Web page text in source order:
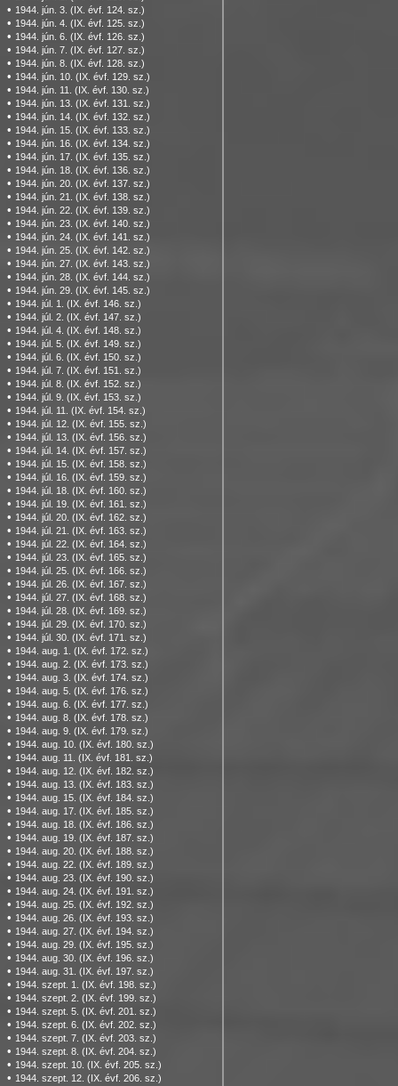
• 1944. jún. 3. (IX. évf. 124. sz.)
• 1944. jún. 4. (IX. évf. 125. sz.)
• 1944. jún. 6. (IX. évf. 126. sz.)
• 1944. jún. 7. (IX. évf. 127. sz.)
• 1944. jún. 8. (IX. évf. 128. sz.)
• 1944. jún. 10. (IX. évf. 129. sz.)
• 1944. jún. 11. (IX. évf. 130. sz.)
• 1944. jún. 13. (IX. évf. 131. sz.)
• 1944. jún. 14. (IX. évf. 132. sz.)
• 1944. jún. 15. (IX. évf. 133. sz.)
• 1944. jún. 16. (IX. évf. 134. sz.)
• 1944. jún. 17. (IX. évf. 135. sz.)
• 1944. jún. 18. (IX. évf. 136. sz.)
• 1944. jún. 20. (IX. évf. 137. sz.)
• 1944. jún. 21. (IX. évf. 138. sz.)
• 1944. jún. 22. (IX. évf. 139. sz.)
• 1944. jún. 23. (IX. évf. 140. sz.)
• 1944. jún. 24. (IX. évf. 141. sz.)
• 1944. jún. 25. (IX. évf. 142. sz.)
• 1944. jún. 27. (IX. évf. 143. sz.)
• 1944. jún. 28. (IX. évf. 144. sz.)
• 1944. jún. 29. (IX. évf. 145. sz.)
• 1944. júl. 1. (IX. évf. 146. sz.)
• 1944. júl. 2. (IX. évf. 147. sz.)
• 1944. júl. 4. (IX. évf. 148. sz.)
• 1944. júl. 5. (IX. évf. 149. sz.)
• 1944. júl. 6. (IX. évf. 150. sz.)
• 1944. júl. 7. (IX. évf. 151. sz.)
• 1944. júl. 8. (IX. évf. 152. sz.)
• 1944. júl. 9. (IX. évf. 153. sz.)
• 1944. júl. 11. (IX. évf. 154. sz.)
• 1944. júl. 12. (IX. évf. 155. sz.)
• 1944. júl. 13. (IX. évf. 156. sz.)
• 1944. júl. 14. (IX. évf. 157. sz.)
• 1944. júl. 15. (IX. évf. 158. sz.)
• 1944. júl. 16. (IX. évf. 159. sz.)
• 1944. júl. 18. (IX. évf. 160. sz.)
• 1944. júl. 19. (IX. évf. 161. sz.)
• 1944. júl. 20. (IX. évf. 162. sz.)
• 1944. júl. 21. (IX. évf. 163. sz.)
• 1944. júl. 22. (IX. évf. 164. sz.)
• 1944. júl. 23. (IX. évf. 165. sz.)
• 1944. júl. 25. (IX. évf. 166. sz.)
• 1944. júl. 26. (IX. évf. 167. sz.)
• 1944. júl. 27. (IX. évf. 168. sz.)
• 1944. júl. 28. (IX. évf. 169. sz.)
• 1944. júl. 29. (IX. évf. 170. sz.)
• 1944. júl. 30. (IX. évf. 171. sz.)
• 1944. aug. 1. (IX. évf. 172. sz.)
• 1944. aug. 2. (IX. évf. 173. sz.)
• 1944. aug. 3. (IX. évf. 174. sz.)
• 1944. aug. 5. (IX. évf. 176. sz.)
• 1944. aug. 6. (IX. évf. 177. sz.)
• 1944. aug. 8. (IX. évf. 178. sz.)
• 1944. aug. 9. (IX. évf. 179. sz.)
• 1944. aug. 10. (IX. évf. 180. sz.)
• 1944. aug. 11. (IX. évf. 181. sz.)
• 1944. aug. 12. (IX. évf. 182. sz.)
• 1944. aug. 13. (IX. évf. 183. sz.)
• 1944. aug. 15. (IX. évf. 184. sz.)
• 1944. aug. 17. (IX. évf. 185. sz.)
• 1944. aug. 18. (IX. évf. 186. sz.)
• 1944. aug. 19. (IX. évf. 187. sz.)
• 1944. aug. 20. (IX. évf. 188. sz.)
• 1944. aug. 22. (IX. évf. 189. sz.)
• 1944. aug. 23. (IX. évf. 190. sz.)
• 1944. aug. 24. (IX. évf. 191. sz.)
• 1944. aug. 25. (IX. évf. 192. sz.)
• 1944. aug. 26. (IX. évf. 193. sz.)
• 1944. aug. 27. (IX. évf. 194. sz.)
• 1944. aug. 29. (IX. évf. 195. sz.)
• 1944. aug. 30. (IX. évf. 196. sz.)
• 1944. aug. 31. (IX. évf. 197. sz.)
• 1944. szept. 1. (IX. évf. 198. sz.)
• 1944. szept. 2. (IX. évf. 199. sz.)
• 1944. szept. 5. (IX. évf. 201. sz.)
• 1944. szept. 6. (IX. évf. 202. sz.)
• 1944. szept. 7. (IX. évf. 203. sz.)
• 1944. szept. 8. (IX. évf. 204. sz.)
• 1944. szept. 10. (IX. évf. 205. sz.)
• 1944. szept. 12. (IX. évf. 206. sz.)